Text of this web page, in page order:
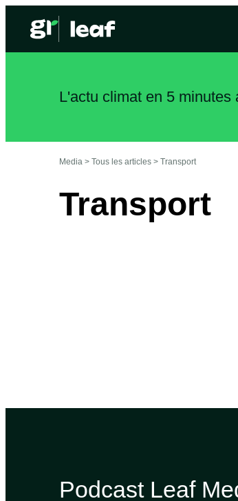
L'actu climat en 5 minutes
Media >Tous les articles >Transport
Transport
Podcast Leaf